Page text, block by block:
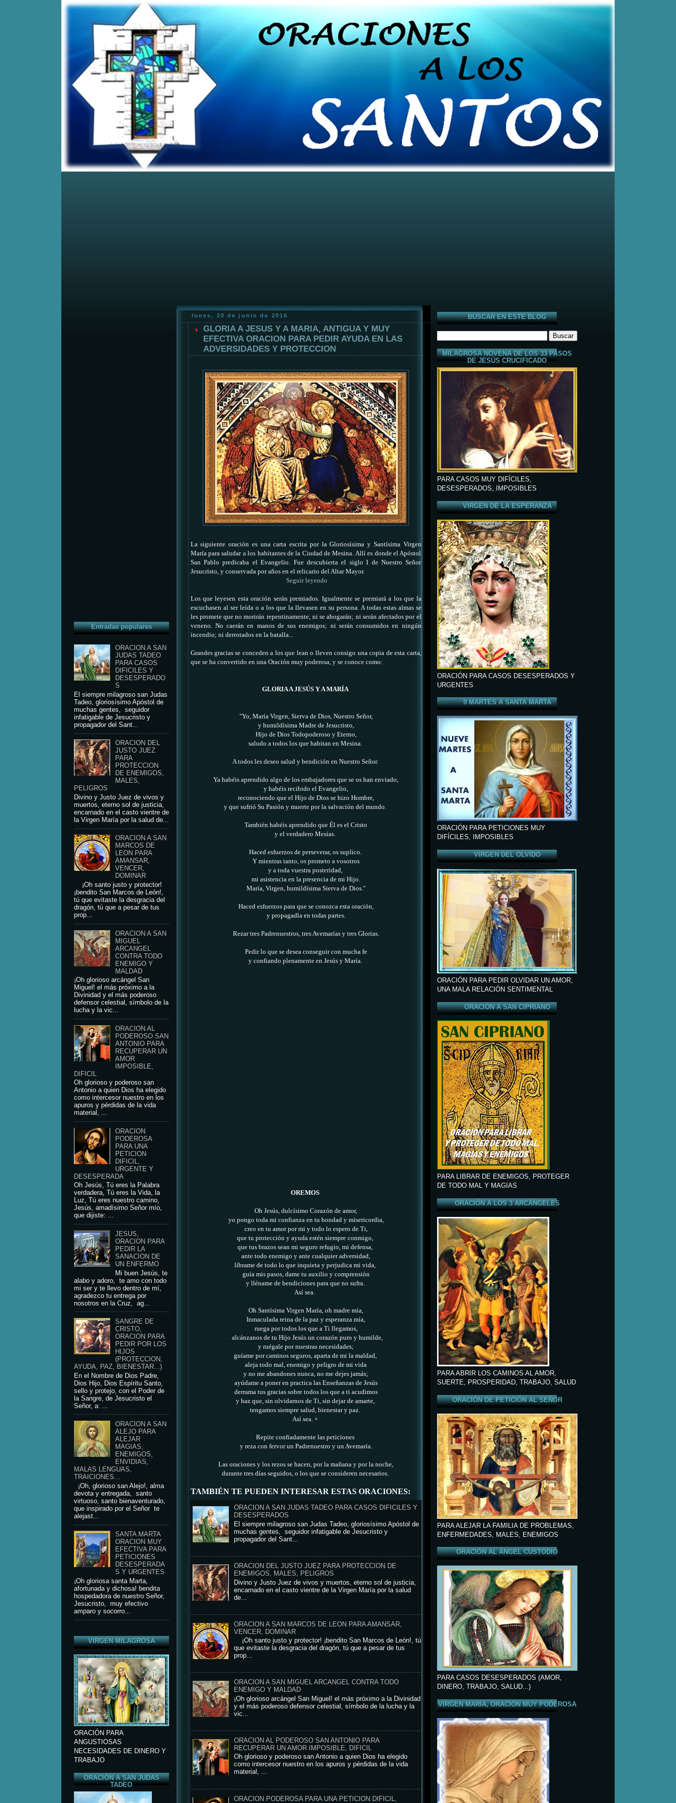
Home Posts RSS Comments RSS
Entradas populares
ORACION A SAN
JUDAS TADEO
PARA CASOS
DIFICILES Y
DESESPERADO
S
El siempre milagroso san Judas
Tadeo, gloriosísimo Apóstol de
muchas gentes, seguidor
infatigable de Jesucristo y
propagador del Sant...
ORACION DEL
JUSTO JUEZ
PARA
PROTECCION
DE ENEMIGOS,
MALES,
PELIGROS
Divino y Justo Juez de vivos y
muertos, eterno sol de justicia,
encarnado en el casto vientre de
la Virgen María por la salud de...
ORACION A SAN
MARCOS DE
LEON PARA
AMANSAR,
VENCER,
DOMINAR
¡Oh santo justo y protector!
¡bendito San Marcos de León!,
tú que evitaste la desgracia del
dragón, tú que a pesar de tus
prop...
ORACION A SAN
MIGUEL
ARCANGEL
CONTRA TODO
ENEMIGO Y
MALDAD
¡Oh glorioso arcángel San
Miguel! el más próximo a la
Divinidad y el más poderoso
defensor celestial, símbolo de la
lucha y la vic...
ORACION AL
PODEROSO SAN
ANTONIO PARA
RECUPERAR UN
AMOR
IMPOSIBLE,
DIFICIL
Oh glorioso y poderoso san
Antonio a quien Dios ha elegido
como intercesor nuestro en los
apuros y pérdidas de la vida
material, ...
ORACION
PODEROSA
PARA UNA
PETICION
DIFICIL,
URGENTE Y
DESESPERADA
Oh Jesús, Tú eres la Palabra
verdadera, Tú eres la Vida, la
Luz, Tú eres nuestro camino,
Jesús, amadísimo Señor mío,
que dijiste: ...
JESUS,
ORACION PARA
PEDIR LA
SANACION DE
UN ENFERMO
Mi buen Jesús, te
alabo y adoro, te amo con todo
mi ser y te llevo dentro de mí,
agradezco tu entrega por
nosotros en la Cruz, ag...
SANGRE DE
CRISTO,
ORACION PARA
PEDIR POR LOS
HIJOS
(PROTECCION,
AYUDA, PAZ, BIENESTAR...)
En el Nombre de Dios Padre,
Dios Hijo, Dios Espíritu Santo,
sello y protejo, con el Poder de
la Sangre, de Jesucristo el
Señor, a: ...
ORACION A SAN
ALEJO PARA
ALEJAR
MAGIAS,
ENEMIGOS,
ENVIDIAS,
MALAS LENGUAS,
TRAICIONES...
¡Oh, glorioso san Alejo!, alma
devota y entregada, santo
virtuoso, santo bienaventurado,
que inspirado por el Señor te
alejast...
SANTA MARTA
ORACION MUY
EFECTIVA PARA
PETICIONES
DESESPERADA
S Y URGENTES
¡Oh gloriosa santa Marta,
afortunada y dichosa! bendita
hospedadora de nuestro Señor,
Jesucristo, muy efectivo
amparo y socorro...
VIRGEN MILAGROSA
ORACIÓN PARA
ANGUSTIOSAS
NECESIDADES DE DINERO Y
TRABAJO
ORACIÓN A SAN JUDAS
TADEO
lunes, 20 de junio de 2016
GLORIA A JESUS Y A MARIA, ANTIGUA Y MUY
EFECTIVA ORACION PARA PEDIR AYUDA EN LAS
ADVERSIDADES Y PROTECCION
La siguiente oración es una carta escrita por la Gloriosísima y Santísima Virgen
María para saludar a los habitantes de la Ciudad de Mesina. Allí es donde el Apóstol
San Pablo predicaba el Evangelio. Fue descubierta el siglo I de Nuestro Señor
Jesucristo, y conservada por años en el relicario del Altar Mayor.
Seguir leyendo
Los que leyesen esta oración serán premiados. Igualmente se premiará a los que la
escuchasen al ser leída o a los que la llevasen en su persona. A todas estas almas se
les promete que no morirán repentinamente; ni se ahogarán; ni serán afectados por el
veneno. No caerán en manos de sus enemigos; ni serán consumidos en ningún
incendio; ni derrotados en la batalla...
Grandes gracias se conceden a los que leano lleven consigo una copia de esta carta,
que se ha convertido en una Oración muy poderosa, y se conoce como:
GLORIA A JESÚS Y A MARÍA
"Yo, María Virgen, Sierva de Dios, Nuestro Señor,
y humildísima Madre de Jesucristo,
Hijo de Dios Todopoderoso y Eterno,
saludo a todos los que habitan en Mesina.
A todos les deseo salud y bendición en Nuestro Señor.
Ya habéis aprendido algo de los embajadores que se os han enviado,
y habéis recibido el Evangelio,
reconociendo que el Hijo de Dios se hizo Hombre,
y que sufrió Su Pasión y muerte por la salvación del mundo.
También habéis aprendido que Él es el Cristo
y el verdadero Mesías.
Haced esfuerzos de perseverar, os suplico.
Y mientras tanto, os prometo a vosotros
y a toda vuestra posteridad,
mi asistencia en la presencia de mi Hijo.
María, Virgen, humildísima Sierva de Dios."
Haced esfuerzos para que se conozca esta oración,
y propagadla en todas partes.
Rezar tres Padrenuestros, tres Avemarías y tres Glorias.
Pedir lo que se desea conseguir con mucha fe
y confiando plenamente en Jesús y María.
OREMOS
Oh Jesús, dulcísimo Corazón de amor,
yo pongo toda mi confianza en tu bondad y misericordia,
creo en tu amor por mi y todo lo espero de Ti,
que tu protección y ayuda estén siempre conmigo,
que tus brazos sean mi seguro refugio, mi defensa,
ante todo enemigo y ante cualquier adversidad,
líbrame de todo lo que inquieta y perjudica mi vida,
guía mis pasos, dame tu auxilio y comprensión
y lléname de bendiciones para que no sufra.
Así sea.
Oh Santísima Virgen María, oh madre mía,
Inmaculada reina de la paz y esperanza mía,
ruega por todos los que a Ti llegamos,
alcánzanos de tu Hijo Jesús un corazón puro y humilde,
y ruégale por nuestras necesidades;
guíame por caminos seguros, aparta de mi la maldad,
aleja todo mal, enemigo y peligro de mi vida
y no me abandones nunca, no me dejes jamás;
ayúdame a poner en practica las Enseñanzas de Jesús
derrama tus gracias sobre todos los que a ti acudimos
y haz que, sin olvidarnos de Ti, sin dejar de amarte,
tengamos siempre salud, bienestar y paz.
Así sea. +
Repite confiadamente las peticiones
y reza con fervor un Padrenuestro y un Avemaría.
Las oraciones y los rezos se hacen, por la mañana y por la noche,
durante tres días seguidos, o los que se consideren necesarios.
TAMBIÉN TE PUEDEN INTERESAR ESTAS ORACIONES:
ORACION A SAN JUDAS TADEO PARA CASOS DIFICILES Y
DESESPERADOS
El siempre milagroso san Judas Tadeo, gloriosísimo Apóstol de
muchas gentes, seguidor infatigable de Jesucristo y
propagador del Sant...
ORACION DEL JUSTO JUEZ PARA PROTECCION DE
ENEMIGOS, MALES, PELIGROS
Divino y Justo Juez de vivos y muertos, eterno sol de justicia,
encarnado en el casto vientre de la Virgen María por la salud
de...
ORACION A SAN MARCOS DE LEON PARA AMANSAR,
VENCER, DOMINAR
¡Oh santo justo y protector! ¡bendito San Marcos de León!, tú
que evitaste la desgracia del dragón, tú que a pesar de tus
prop...
ORACION A SAN MIGUEL ARCANGEL CONTRA TODO
ENEMIGO Y MALDAD
¡Oh glorioso arcángel San Miguel! el más próximo a la Divinidad
y el más poderoso defensor celestial, símbolo de la lucha y la
vic...
ORACION AL PODEROSO SAN ANTONIO PARA
RECUPERAR UN AMOR IMPOSIBLE, DIFICIL
Oh glorioso y poderoso san Antonio a quien Dios ha elegido
como intercesor nuestro en los apuros y pérdidas de la vida
material, ...
ORACION PODEROSA PARA UNA PETICION DIFICIL,
BUSCAR EN ESTE BLOG
MILAGROSA NOVENA DE LOS 33 PASOS
DE JESÚS CRUCIFICADO
PARA CASOS MUY DIFÍCILES,
DESESPERADOS, IMPOSIBLES
VIRGEN DE LA ESPERANZA
ORACIÓN PARA CASOS DESESPERADOS Y
URGENTES
9 MARTES A SANTA MARTA
ORACIÓN PARA PETICIONES MUY
DIFÍCILES, IMPOSIBLES
VIRGEN DEL OLVIDO
ORACIÓN PARA PEDIR OLVIDAR UN AMOR,
UNA MALA RELACIÓN SENTIMENTAL
ORACIÓN A SAN CIPRIANO
PARA LIBRAR DE ENEMIGOS, PROTEGER
DE TODO MAL Y MAGIAS
ORACIÓN A LOS 3 ARCÁNGELES
PARA ABRIR LOS CAMINOS AL AMOR,
SUERTE, PROSPERIDAD, TRABAJO, SALUD
ORACIÓN DE PETICIÓN AL SEÑOR
PARA ALEJAR LA FAMILIA DE PROBLEMAS,
ENFERMEDADES, MALES, ENEMIGOS
ORACIÓN AL ÁNGEL CUSTODIO
PARA CASOS DESESPERADOS (AMOR,
DINERO, TRABAJO, SALUD...)
VIRGEN MARÍA, ORACIÓN MUY PODEROSA